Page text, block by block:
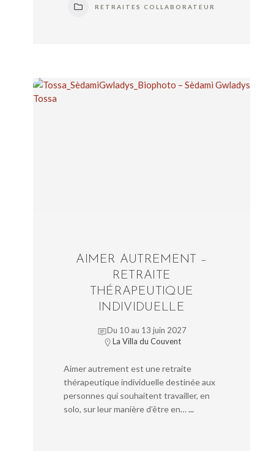
RETRAITES COLLABORATEUR
AIMER AUTREMENT –
RETRAITE
THÉRAPEUTIQUE
INDIVIDUELLE
Du 10 au 13 juin 2027
La Villa du Couvent
Aimer autrement est une retraite
thérapeutique individuelle destinée aux
personnes qui souhaitent travailler, en
solo, sur leur manière d’être en…...